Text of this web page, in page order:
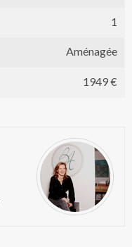
1
Aménagée
1949 €